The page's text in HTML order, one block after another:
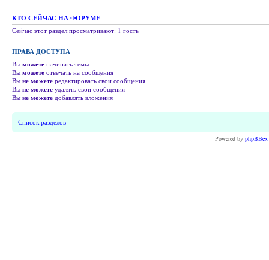
КТО СЕЙЧАС НА ФОРУМЕ
Сейчас этот раздел просматривают: 1 гость
ПРАВА ДОСТУПА
Вы можете начинать темы
Вы можете отвечать на сообщения
Вы не можете редактировать свои сообщения
Вы не можете удалять свои сообщения
Вы не можете добавлять вложения
Список разделов
Powered by phpBBex